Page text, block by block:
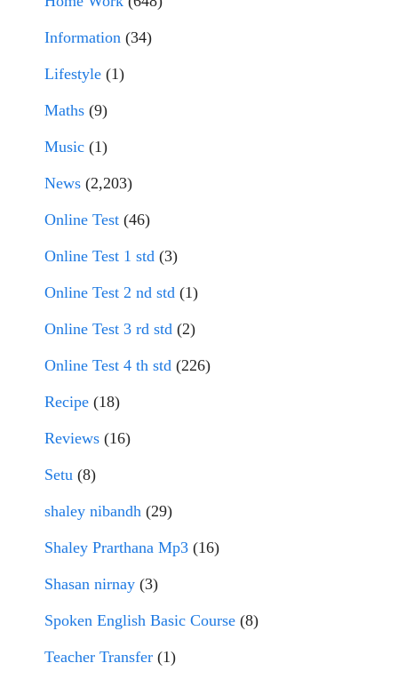
Information (34)
Lifestyle (1)
Maths (9)
Music (1)
News (2,203)
Online Test (46)
Online Test 1 std (3)
Online Test 2 nd std (1)
Online Test 3 rd std (2)
Online Test 4 th std (226)
Recipe (18)
Reviews (16)
Setu (8)
shaley nibandh (29)
Shaley Prarthana Mp3 (16)
Shasan nirnay (3)
Spoken English Basic Course (8)
Teacher Transfer (1)